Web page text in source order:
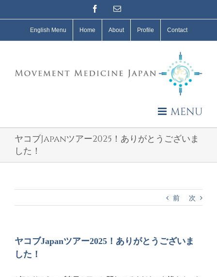
FacebookEmail
English Menu Home About Profile Contact
MENU
ヤコブJapanツアー2025！ありがとうございま
した！
前 次
ヤコブJapanツアー2025！ありがとうございま
した！